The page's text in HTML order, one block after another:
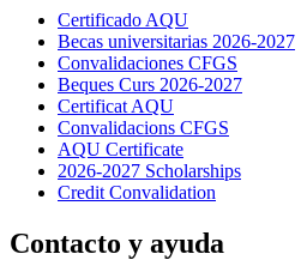
Certificado AQU
Becas universitarias 2026-2027
Convalidaciones CFGS
Beques Curs 2026-2027
Certificat AQU
Convalidacions CFGS
AQU Certificate
2026-2027 Scholarships
Credit Convalidation
Contacto y ayuda